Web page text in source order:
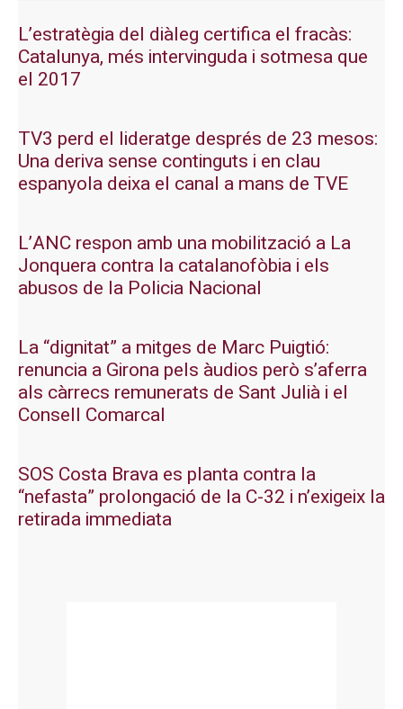
L’estratègia del diàleg certifica el fracàs:
Catalunya, més intervinguda i sotmesa que
el 2017
TV3 perd el lideratge després de 23 mesos:
Una deriva sense continguts i en clau
espanyola deixa el canal a mans de TVE
L’ANC respon amb una mobilització a La
Jonquera contra la catalanofòbia i els
abusos de la Policia Nacional
La “dignitat” a mitges de Marc Puigtió:
renuncia a Girona pels àudios però s’aferra
als càrrecs remunerats de Sant Julià i el
Consell Comarcal
SOS Costa Brava es planta contra la
“nefasta” prolongació de la C-32 i n’exigeix la
retirada immediata